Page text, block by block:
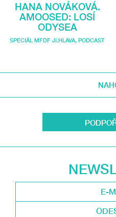
HANA NOVÁKOVÁ.
AMOOSED: LOSÍ
ODYSEA
SPECIÁL MFDF JI.HLAVA, PODCAST